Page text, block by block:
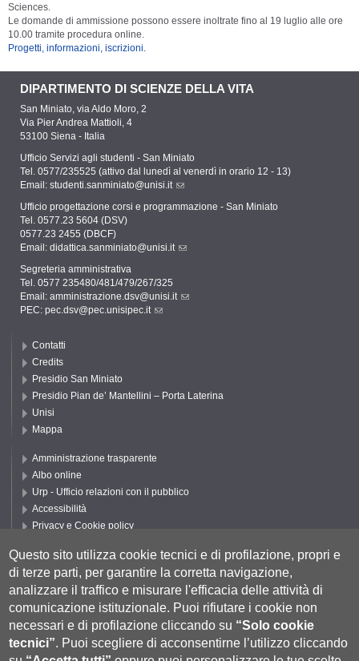
Sciences.
Le domande di ammissione possono essere inoltrate fino al 19 luglio alle ore
10.00 tramite procedura online.
Progetti, informazioni, iscrizioni.
DIPARTIMENTO DI SCIENZE DELLA VITA
San Miniato, via Aldo Moro, 2
Via Pier Andrea Mattioli, 4
53100 Siena - Italia
Ufficio Servizi agli studenti - San Miniato
Tel. 0577/235525 (attivo dal lunedì al venerdì in orario 12 - 13)
Email: studenti.sanminiato@unisi.it
Ufficio progettazione corsi e programmazione - San Miniato
Tel. 0577.23 5604 (DSV)
0577.23 2455 (DBCF)
Email: didattica.sanminiato@unisi.it
Segreteria amministrativa
Tel. 0577 235480/481/479/267/325
Email: amministrazione.dsv@unisi.it
PEC: pec.dsv@pec.unisipec.it
Contatti
Credits
Presidio San Miniato
Presidio Pian de’ Mantellini – Porta Laterina
Unisi
Mappa
Amministrazione trasparente
Albo online
Urp - Ufficio relazioni con il pubblico
Accessibilità
Privacy e Cookie policy
Segui UNISI
Questo sito utilizza cookie tecnici e di profilazione, propri e
di terze parti, per garantire la corretta navigazione,
analizzare il traffico e misurare l'efficacia delle attività di
comunicazione istituzionale. Puoi rifiutare i cookie non
necessari e di profilazione cliccando su “Solo cookie
tecnici”. Puoi scegliere di acconsentirne l’utilizzo cliccando